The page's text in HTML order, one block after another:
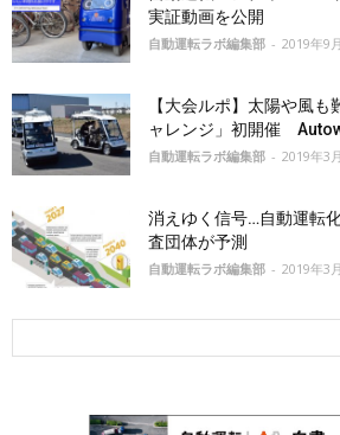
実証動画を公開
自動運転ラボ編集部 - 2019年9
【大会ルポ】太陽や風
ャレンジ」初開催
自動運転ラボ編集部 - 2019年3
消えゆく信号…自動運転
査団体が予測
自動運転ラボ編集部 - 2019年3